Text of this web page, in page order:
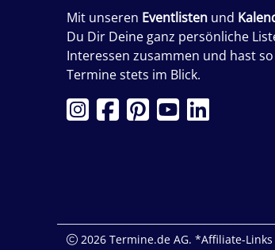
Mit unseren Eventlisten und
Du Dir Deine ganz persönliche
Interessen zusammen und hast
Termine stets im Blick.
2026 Termine.de AG. *Affiliate-